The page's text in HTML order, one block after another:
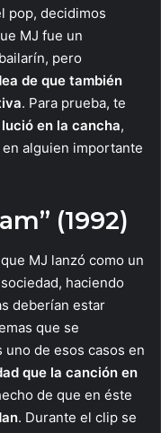
pop, decidimos
MJ fue un
pero
de que también
. Para prueba, te
en la cancha,
alguien importante
(1992)
MJ lanzó como un
haciendo
deberían estar
que se
de esos casos en
que la canción en
de que en éste
. Durante el clip se